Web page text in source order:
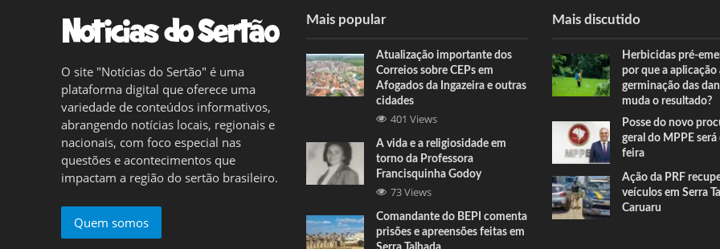
O site "Notícias do Sertão" é uma
plataforma digital que oferece uma
variedade de conteúdos informativos,
abrangendo notícias locais, regionais e
nacionais, com foco especial nas
questões e acontecimentos que
impactam a região do sertão brasileiro.
Quem somos
Mais popular
Atualização importante dos
Correios sobre CEPs em
Afogados da Ingazeira e outras
cidades
401 Views
A vida e a religiosidade em
torno da Professora
Francisquinha Godoy
73 Views
Comandante do BEPI comenta
prisões e apreensões feitas em
Mais discutido
Herbicidas pré-
por que a aplicação
germinação das
muda o resultado?
Posse do novo
geral do MPPE
feira
Ação da PRF
veículos em Serra
Caruaru